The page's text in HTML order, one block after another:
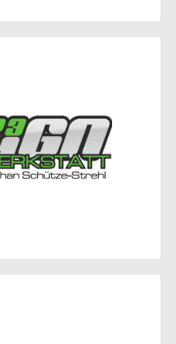
Str. 2
(Oder)
ffo.de